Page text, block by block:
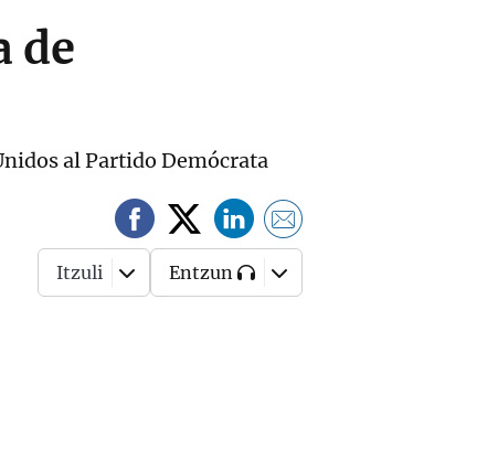
de
al Partido Demócrata
Itzuli Entzun